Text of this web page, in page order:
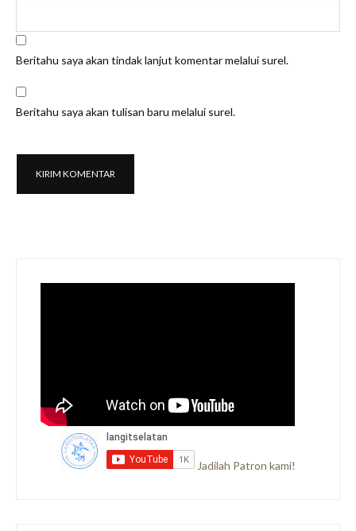
Beritahu saya akan tindak lanjut komentar melalui surel.
Beritahu saya akan tulisan baru melalui surel.
Jadilah Patron kami!